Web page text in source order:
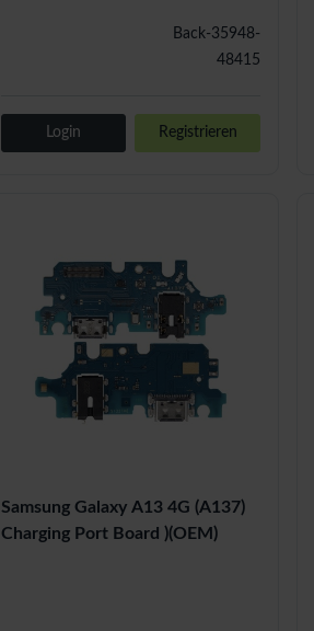
Back-35948-
48415
Login Registrieren
Samsung Galaxy A13 4G (A137)
Charging Port Board )(OEM)